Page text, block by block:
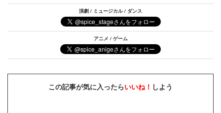
演劇 / ミュージカル / ダンス
アニメ / ゲーム
この記事が気に入ったらいいね！ しよう